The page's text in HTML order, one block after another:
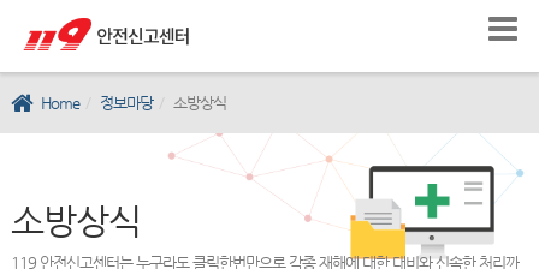
Home 정보마당 소방상식
소방상식
119 안전신고센터는 누구라도 클릭한번만으로 각종 재해에 대한 대비와 신속한 처리까